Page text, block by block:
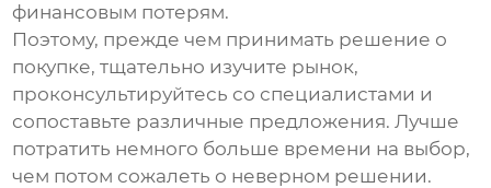
финансовым потерям.
Поэтому, прежде чем принимать решение о
покупке, тщательно изучите рынок,
проконсультируйтесь со специалистами и
сопоставьте различные предложения. Лучше
потратить немного больше времени на выбор,
чем потом сожалеть о неверном решении.